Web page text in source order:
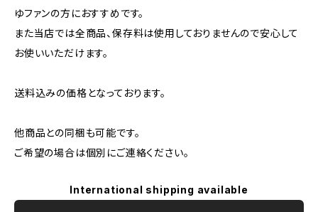
ゆファンの方におすすめです。
また当店では全商品、保存料は使用しておりませんので安心して
お使いいただけます。
送料込みの価格となっております。
他商品との同梱も可能です。
ご希望の場合は個別にご連絡ください。
International shipping available